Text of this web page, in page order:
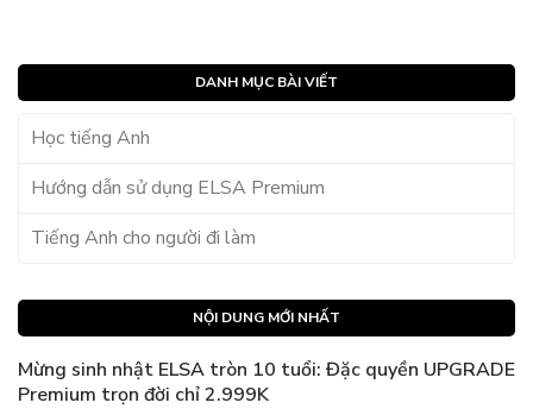
DANH MỤC BÀI VIẾT
Học tiếng Anh
Hướng dẫn sử dụng ELSA Premium
Tiếng Anh cho người đi làm
NỘI DUNG MỚI NHẤT
Mừng sinh nhật ELSA tròn 10 tuổi: Đặc quyền UPGRADE
Premium trọn đời chỉ 2.999K